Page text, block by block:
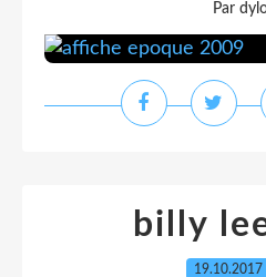
Par
billy
19.10.2017